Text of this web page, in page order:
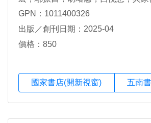
鈺璇，賴家偉，蔡京津，郭銘倫，顏
GPN：1011400326
出版／創刊日期：2025-04
價格：850
國家書店(開新視窗) 五南